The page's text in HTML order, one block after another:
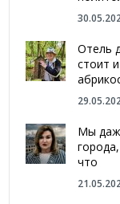
Отель
стоит
Мы
что